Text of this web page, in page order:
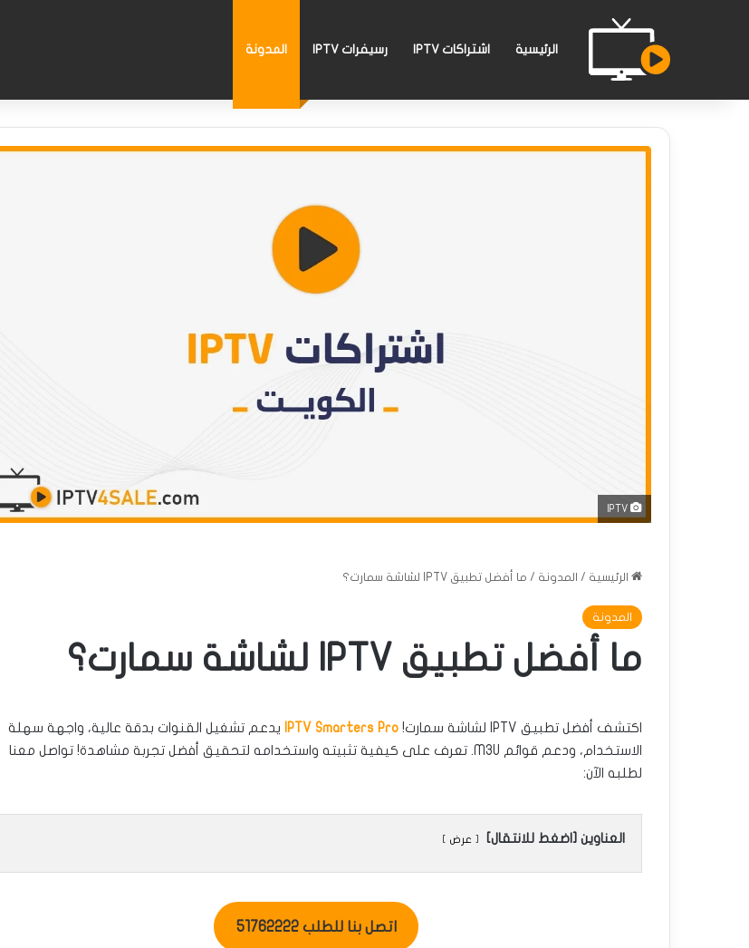
الرئيسية اشتراكات IPTV رسيفرات IPTV المدونة
الرئيسية / المدونة / ما أفضل تطبيق IPTV لشاشة سمارت؟
المدونة
ما أفضل تطبيق IPTV لشاشة سمارت؟
اكتشف أفضل تطبيق IPTV لشاشة سمارت! IPTV Smarters Pro
يدعم تشغيل القنوات بدقة عالية، واجهة سهلة
الاستخدام، ودعم قوائم M3U. تعرف على كيفية تثبيته واستخدامه لتحقيق أفضل تجربة مشاهدة! تواصل معنا
لطلبه الآن:
العناوين [اضغط للانتقال] عرض
اتصل بنا للطلب 51762222